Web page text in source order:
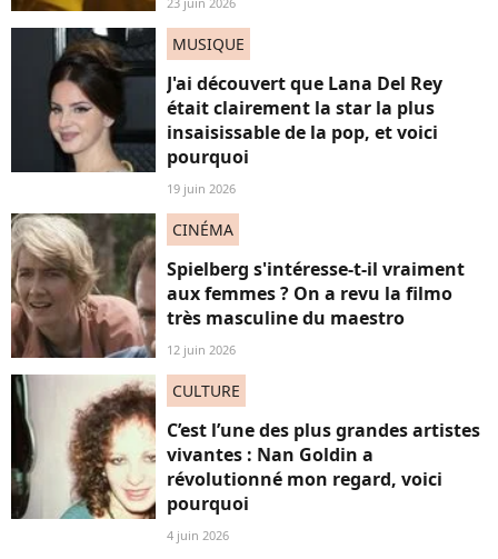
MUSIQUE
J'ai découvert que Lana Del Rey
était clairement la star la plus
insaisissable de la pop, et voici
pourquoi
19 juin 2026
CINÉMA
Spielberg s'intéresse-t-il vraiment
aux femmes ? On a revu la filmo
très masculine du maestro
12 juin 2026
CULTURE
C’est l’une des plus grandes artistes
vivantes : Nan Goldin a
révolutionné mon regard, voici
pourquoi
4 juin 2026